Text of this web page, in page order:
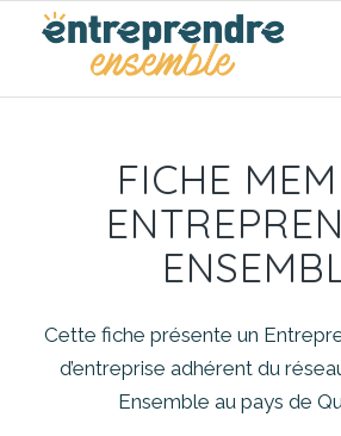
FICHE
Cette fiche présente un
d’entreprise adhérent du
Ensemble au pays de